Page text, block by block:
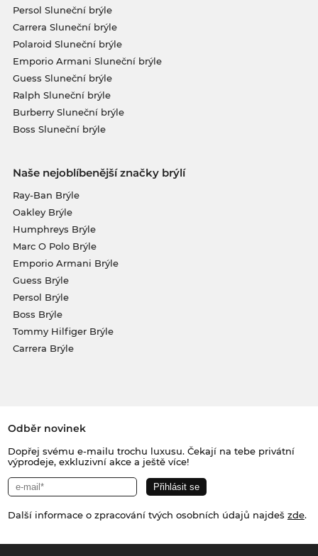
Persol Sluneční brýle
Carrera Sluneční brýle
Polaroid Sluneční brýle
Emporio Armani Sluneční brýle
Guess Sluneční brýle
Ralph Sluneční brýle
Burberry Sluneční brýle
Boss Sluneční brýle
Naše nejoblíbenější značky brýlí
Ray-Ban Brýle
Oakley Brýle
Humphreys Brýle
Marc O Polo Brýle
Emporio Armani Brýle
Guess Brýle
Persol Brýle
Boss Brýle
Tommy Hilfiger Brýle
Carrera Brýle
Odběr novinek
Dopřej svému e-mailu trochu luxusu. Čekají na tebe privátní
výprodeje, exkluzivní akce a ještě více!
Další informace o zpracování tvých osobních údajů najdeš zde.